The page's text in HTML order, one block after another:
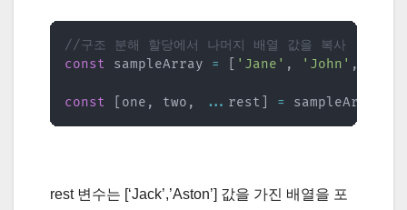
//구조 분해 할당에서 나머지 배열 값을 복사
const sampleArray = 'Jane' , 'John' ,
const one , two , ... rest = sampleArray
rest 변수는 [‘Jack’,’Aston’] 값을 가진 배열을 포